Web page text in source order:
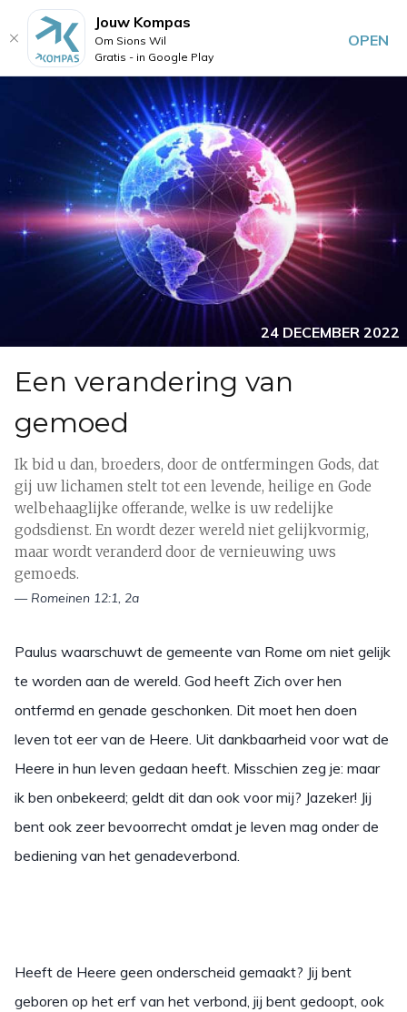
24 DECEMBER 2022
Een verandering van
gemoed
Ik bid u dan, broeders, door de ontfermingen Gods, dat
gij uw lichamen stelt tot een levende, heilige en Gode
welbehaaglijke offerande, welke is uw redelijke
godsdienst. En wordt dezer wereld niet gelijkvormig,
maar wordt veranderd door de vernieuwing uws
gemoeds.
— Romeinen 12:1, 2a
Paulus waarschuwt de gemeente van Rome om niet gelijk
te worden aan de wereld. God heeft Zich over hen
ontfermd en genade geschonken. Dit moet hen doen
leven tot eer van de Heere. Uit dankbaarheid voor wat de
Heere in hun leven gedaan heeft. Misschien zeg je: maar
ik ben onbekeerd; geldt dit dan ook voor mij? Jazeker! Jij
bent ook zeer bevoorrecht omdat je leven mag onder de
bediening van het genadeverbond.
Heeft de Heere geen onderscheid gemaakt? Jij bent
geboren op het erf van het verbond, jij bent gedoopt, ook
Jouw Kompas
Om Sions Wil
Gratis - in Google Play
OPEN